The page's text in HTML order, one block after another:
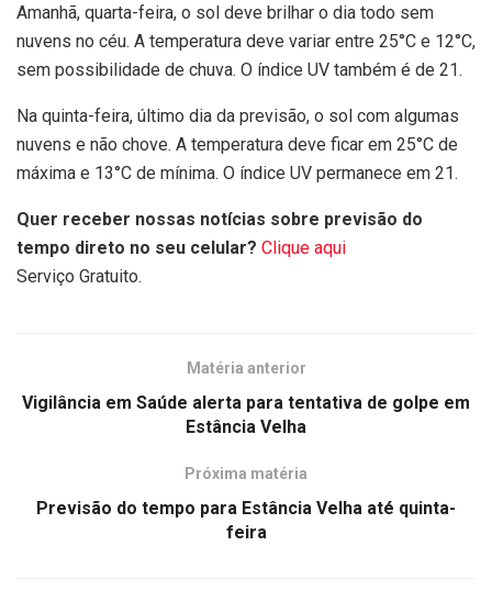
Amanhã, quarta-feira, o sol deve brilhar o dia todo sem
nuvens no céu. A temperatura deve variar entre 25°C e 12°C,
sem possibilidade de chuva. O índice UV também é de 21.
Na quinta-feira, último dia da previsão, o sol com algumas
nuvens e não chove. A temperatura deve ficar em 25°C de
máxima e 13°C de mínima. O índice UV permanece em 21.
Quer receber nossas notícias sobre previsão do
tempo direto no seu celular? Clique aqui
Serviço Gratuito.
Matéria anterior
Vigilância em Saúde alerta para tentativa de golpe em
Estância Velha
Próxima matéria
Previsão do tempo para Estância Velha até quinta-
feira